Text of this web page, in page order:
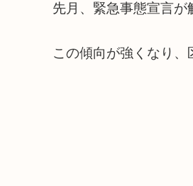
先月、緊急事態宣言が
この傾向が強くなり、